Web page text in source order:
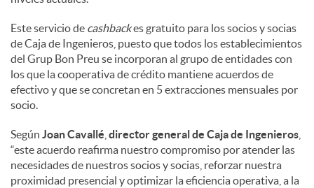
Este servicio de cashbackes gratuito para los socios y socias
de Caja de Ingenieros, puesto que todos los establecimientos
del Grup Bon Preu se incorporan al grupo de entidades con
los que la cooperativa de crédito mantiene acuerdos de
efectivo y que se concretan en 5 extracciones mensuales por
socio.
Según Joan Cavallé director general de Caja de Ingenieros
“este acuerdo reafirma nuestro compromiso por atender las
necesidades de nuestros socios y socias, reforzar nuestra
proximidad presencial y optimizar la eficiencia operativa, a la